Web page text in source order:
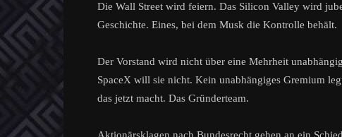
Die Wall Street wird feiern. Das Silicon Valley wird
Geschichte. Eines, bei dem Musk die Kontrolle behält.
Der Vorstand wird nicht über eine Mehrheit
SpaceX will sie nicht. Kein unabhängiges Gremium
das jetzt macht. Das Gründerteam.